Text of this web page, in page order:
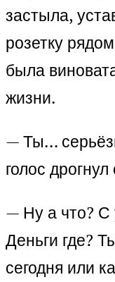
застыла,
розетку
была
жизни.
— Ты…
голос
— Ну а что? С
Деньги где?
сегодня или